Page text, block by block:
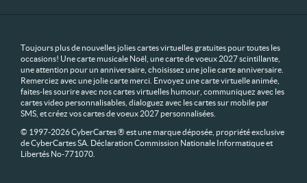
Toujours plus de nouvelles jolies cartes virtuelles gratuites pour toutes les
occasions! Une carte musicale Noël, une carte de voeux 2027 scintillante,
une attention pour un anniversaire, choisissez une jolie carte anniversaire.
Remerciez avec une jolie carte merci. Envoyez une carte virtuelle animée,
faites-les sourire avec nos cartes virtuelles humour, communiquez avec les
cartes video personnalisables, dialoguez avec les cartes sur mobile par
SMS, et créez vos cartes de voeux 2027 personnalisées.
© 1997-2026 CyberCartes ® est une marque déposée, propriété exclusive
de CyberCartes SA. Déclaration Commission Nationale Informatique et
Libertés No-771070.